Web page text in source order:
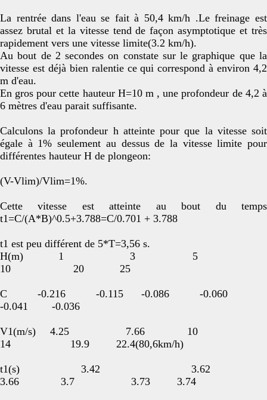
La rentrée dans l'eau se fait à 50,4 km/h .Le freinage est
assez brutal et la vitesse tend de façon asymptotique et très
rapidement vers une vitesse limite(3.2 km/h).
Au bout de 2 secondes on constate sur le graphique que la
vitesse est déjà bien ralentie ce qui correspond à environ 4,2
m d'eau.
En gros pour cette hauteur H=10 m , une profondeur de 4,2 à
6 mètres d'eau parait suffisante.
Calculons la profondeur h atteinte pour que la vitesse soit
égale à 1% seulement au dessus de la vitesse limite pour
différentes hauteur H de plongeon:
(V-Vlim)/Vlim=1%.
Cette vitesse est atteinte au bout du temps
t1=C/(A*B)^0.5+3.788=C/0.701 + 3.788
t1 est peu différent de 5*T=3,56 s.
H(m) 1 3 5
10 20 25
C -0.216 -0.115 -0.086 -0.060
-0.041 -0.036
V1(m/s) 4.25 7.66 10
14 19.9 22.4(80,6km/h)
t1(s) 3.42 3.62
3.66 3.7 3.73 3.74